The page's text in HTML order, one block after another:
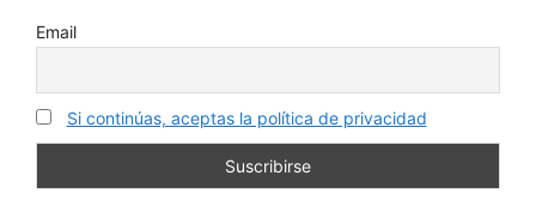
Email
Si continúas, aceptas la política de privacidad